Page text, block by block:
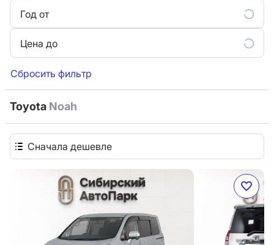
Год от
Цена до
Сбросить фильтр
Toyota Noah
Сначала дешевле